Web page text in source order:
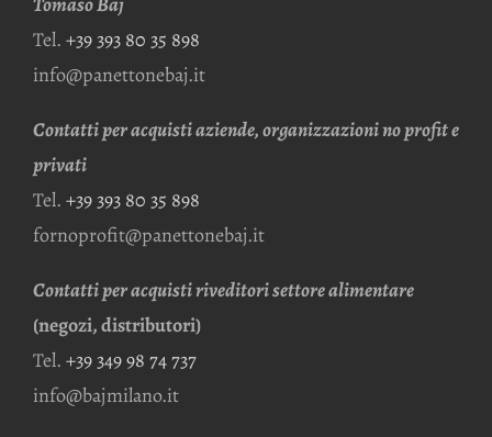
Tel. +39 393 80 35 898
info@panettonebaj.it
Contatti per acquisti aziende, organizzazioni no profit e
privati
Tel. +39 393 80 35 898
fornoprofit@panettonebaj.it
Contatti per acquisti riveditori settore alimentare
(negozi, distributori)
Tel. +39 349 98 74 737
info@bajmilano.it